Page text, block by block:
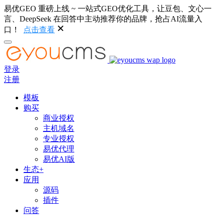
易优GEO 重磅上线 ~ 一站式GEO优化工具，让豆包、文心一
言、DeepSeek 在回答中主动推荐你的品牌，抢占AI流量入
口！
点击查看
登录
注册
模板
购买
商业授权
主机域名
专业授权
易优代理
易优AI版
生态+
应用
源码
插件
问答